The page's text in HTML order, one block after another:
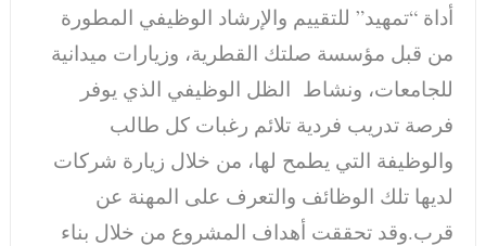
أداة “تمهيد” للتقييم والإرشاد الوظيفي المطورة
من قبل مؤسسة صلتك القطرية، وزيارات ميدانية
للجامعات، ونشاط الظل الوظيفي الذي يوفر
فرصة تدريب فردية تلائم رغبات كل طالب
والوظيفة التي يطمح لها، من خلال زيارة شركات
لديها تلك الوظائف والتعرف على المهنة عن
قرب.وقد تحققت أهداف المشروع من خلال بناء